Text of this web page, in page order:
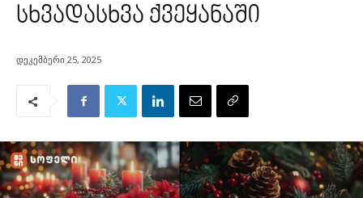
სხვადასხვა ქვეყანაში
დეკემბერი 25, 2025